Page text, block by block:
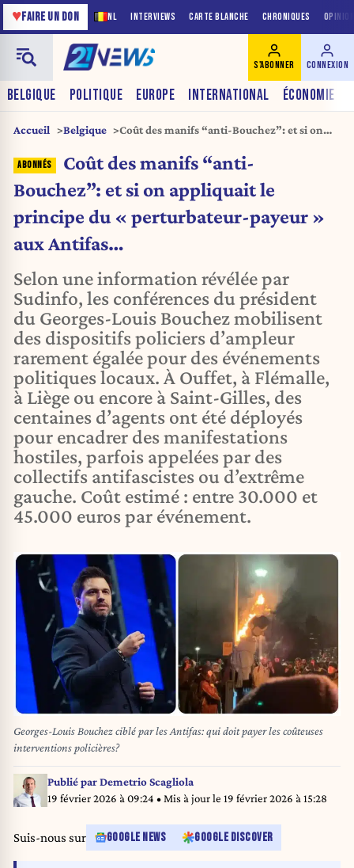
NL INTERVIEWS CARTE BLANCHE CHRONIQUES
♥FAIRE UN DON
BELGIQUE POLITIQUE EUROPE INTERNATIONAL ÉCONOMIE
S'ABONNER CONNEXION
Accueil Belgique
Coût des manifs “anti-Bouchez”: et si on
payeur » aux Antifas…
Coût des manifs “anti-
Bouchez”: et si on appliquait le
principe du « perturbateur-payeur »
aux Antifas…
Selon une information révélée par
Sudinfo, les conférences du président
du Georges-Louis Bouchez mobilisent
des dispositifs policiers d’ampleur
rarement égalée pour des événements
politiques locaux. À Ouffet, à Flémalle,
à Liège ou encore à Saint-Gilles, des
centaines d’agents ont été déployés
pour encadrer des manifestations
hostiles, parfois appelées par des
collectifs antifascistes ou d’extrême
gauche. Coût estimé : entre 30.000 et
45.000 euros par événement.
Georges-Louis Bouchez ciblé par les Antifas: qui doit payer les coûteuses
interventions policières?
Publié parDemetrio Scagliola
19 février 2026 à 09:24 • Mis à jour le 19 février 2026 à 15:28
Suis-nous sur GOOGLE NEWS GOOGLE DISCOVER